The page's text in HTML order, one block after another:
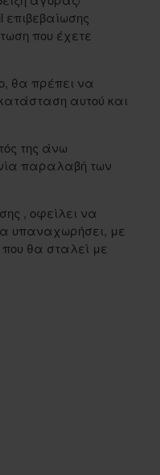
που έχετε
θα πρέπει να
αυτού και
της άνω
παραλαβή των
, οφείλει να
υπαναχωρήσει, με
θα σταλεί με